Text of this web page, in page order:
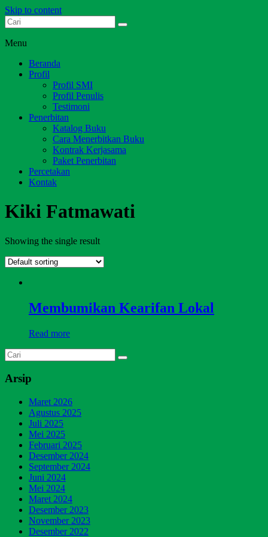
Skip to content
Dari Jambi untuk Indonesia
Menu
Beranda
Profil
Profil SMI
Profil Penulis
Testimoni
Penerbitan
Katalog Buku
Cara Menerbitkan Buku
Kontrak Kerjasama
Paket Penerbitan
Percetakan
Kontak
Kiki Fatmawati
Showing the single result
Membumikan Kearifan Lokal
Read more
Arsip
Maret 2026
Agustus 2025
Juli 2025
Mei 2025
Februari 2025
Desember 2024
September 2024
Juni 2024
Mei 2024
Maret 2024
Desember 2023
November 2023
Desember 2022